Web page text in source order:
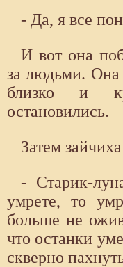
- Да, я все
И вот она
за людьми.
близко и
остановились.
Затем
- Старик-
умрете, то
больше не
что останки
скверно